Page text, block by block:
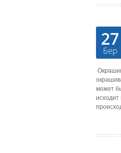
27
Бер
может
исходит